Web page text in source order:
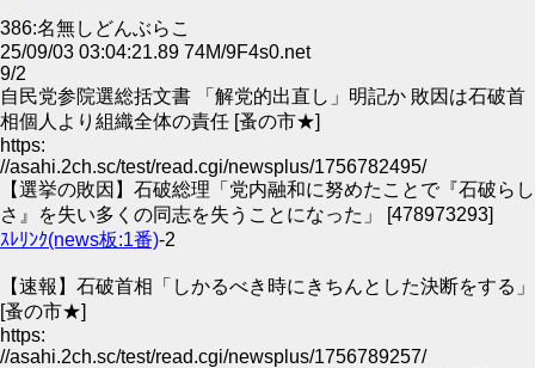
386:名無しどんぶらこ
25/09/03 03:04:21.89 74M/9F4s0.net
9/2
自民党参院選総括文書 「解党的出直し」明記か 敗因は石破首
相個人より組織全体の責任 [蚤の市★]
https:
//asahi.2ch.sc/test/read.cgi/newsplus/1756782495/
【選挙の敗因】石破総理「党内融和に努めたことで『石破らし
さ』を失い多くの同志を失うことになった」 [478973293]
ｽﾚﾘﾝｸ(news板:1番)-2
【速報】石破首相「しかるべき時にきちんとした決断をする」
[蚤の市★]
https:
//asahi.2ch.sc/test/read.cgi/newsplus/1756789257/